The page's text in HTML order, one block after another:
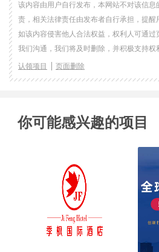
该内容由用户自行发布，本网站不对该信
责，相关法律责任由发布者自行承担，提醒
如该内容侵害他人合法权益，权利人可通
我们沟通，我们将及时删除，并积极支持权
认领项目 页面删除
你可能感兴趣的项目